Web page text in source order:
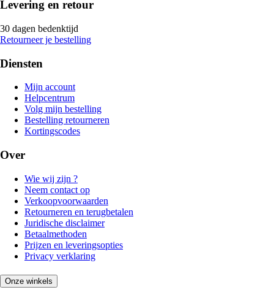
Levering en retour
30 dagen bedenktijd
Retourneer je bestelling
Diensten
Mijn account
Helpcentrum
Volg mijn bestelling
Bestelling retourneren
Kortingscodes
Over
Wie wij zijn ?
Neem contact op
Verkoopvoorwaarden
Retourneren en terugbetalen
Juridische disclaimer
Betaalmethoden
Prijzen en leveringsopties
Privacy verklaring
Onze winkels